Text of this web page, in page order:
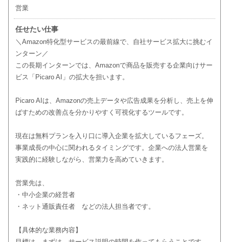
営業
任せたい仕事
＼Amazon特化型サービスの最前線で、自社サービス拡大に挑むイ
ンターン／
この長期インターンでは、Amazonで商品を販売する企業向けサー
ビス「Picaro AI」の拡大を担います。
Picaro AIは、Amazonの売上データや広告成果を分析し、売上を伸
ばすための改善点を分かりやすく可視化するツールです。
現在は無料プランを入り口に導入企業を拡大しているフェーズ。
事業成長の中心に関われるタイミングです。企業への法人営業を
実践的に経験しながら、営業力を高めていきます。
営業先は、
・中小企業の経営者
・ネット通販責任者 などの法人担当者です。
【具体的な業務内容】